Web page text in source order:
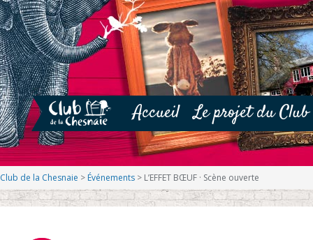
Accueil Le projet du Club
Club de la Chesnaie > Événements > L’EFFET BŒUF · Scène ouverte